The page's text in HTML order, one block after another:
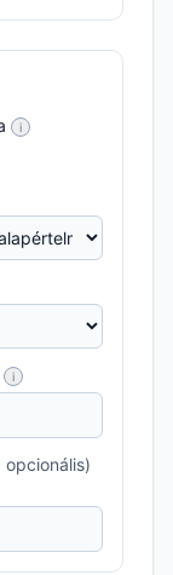
i
i
opcionális)